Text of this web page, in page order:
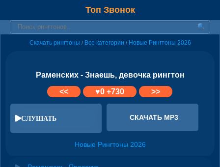
Топ Звонок
Скачать рингтоны / Все категории / Новые Рингтоны 2026
Раменских - Знаешь, девочка рингтон
<<
♥0+730 >>
СЛУШАТЬ СКАЧАТЬ MP3
Новые Рингтоны 2026